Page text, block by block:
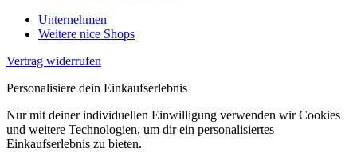
Unternehmen
Weitere nice Shops
Vertrag widerrufen
Personalisiere dein Einkaufserlebnis
Nur mit deiner individuellen Einwilligung verwenden wir Cookies
und weitere Technologien, um dir ein personalisiertes
Einkaufserlebnis zu bieten.